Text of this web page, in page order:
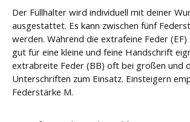
Der Füllhalter wird individuell mit deiner
ausgestattet. Es kann zwischen fünf
werden. Während die extrafeine Feder (EF)
gut für eine kleine und feine Handschrift
extrabreite Feder (BB) oft bei großen und
Unterschriften zum Einsatz. Einsteigern
Federstärke M.